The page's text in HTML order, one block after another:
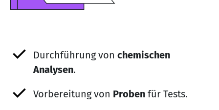
Durchführung von chemischen
Analysen.
Vorbereitung von Proben für Tests.